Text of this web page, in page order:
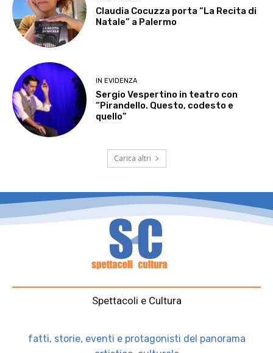
Claudia Cocuzza porta “La Recita di
Natale” a Palermo
IN EVIDENZA
Sergio Vespertino in teatro con
“Pirandello. Questo, codesto e
quello”
Carica altri
Spettacoli e Cultura
fatti, storie, eventi e protagonisti del panorama